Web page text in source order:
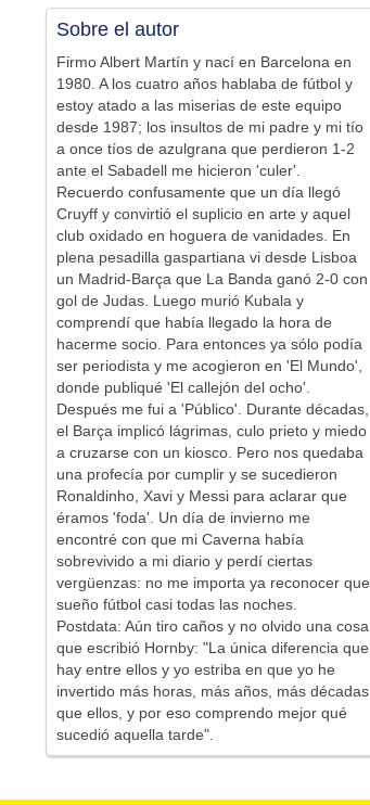
Sobre el autor
Firmo Albert Martín y nací en Barcelona en
1980. A los cuatro años hablaba de fútbol y
estoy atado a las miserias de este equipo
desde 1987; los insultos de mi padre y mi tío
a once tíos de azulgrana que perdieron 1-2
ante el Sabadell me hicieron 'culer'.
Recuerdo confusamente que un día llegó
Cruyff y convirtió el suplicio en arte y aquel
club oxidado en hoguera de vanidades. En
plena pesadilla gaspartiana vi desde Lisboa
un Madrid-Barça que La Banda ganó 2-0 con
gol de Judas. Luego murió Kubala y
comprendí que había llegado la hora de
hacerme socio. Para entonces ya sólo podía
ser periodista y me acogieron en 'El Mundo',
donde publiqué 'El callejón del ocho'.
Después me fui a 'Público'. Durante décadas,
el Barça implicó lágrimas, culo prieto y miedo
a cruzarse con un kiosco. Pero nos quedaba
una profecía por cumplir y se sucedieron
Ronaldinho, Xavi y Messi para aclarar que
éramos 'foda'. Un día de invierno me
encontré con que mi Caverna había
sobrevivido a mi diario y perdí ciertas
vergüenzas: no me importa ya reconocer que
sueño fútbol casi todas las noches.
Postdata: Aún tiro caños y no olvido una cosa
que escribió Hornby: "La única diferencia que
hay entre ellos y yo estriba en que yo he
invertido más horas, más años, más décadas
que ellos, y por eso comprendo mejor qué
sucedió aquella tarde".